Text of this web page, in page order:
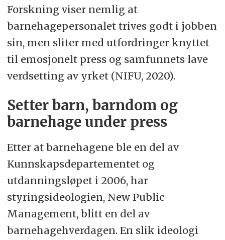
Forskning viser nemlig at
barnehagepersonalet trives godt i jobben
sin, men sliter med utfordringer knyttet
til emosjonelt press og samfunnets lave
verdsetting av yrket (NIFU, 2020).
Setter barn, barndom og
barnehage under press
Etter at barnehagene ble en del av
Kunnskapsdepartementet og
utdanningsløpet i 2006, har
styringsideologien, New Public
Management, blitt en del av
barnehagehverdagen. En slik ideologi